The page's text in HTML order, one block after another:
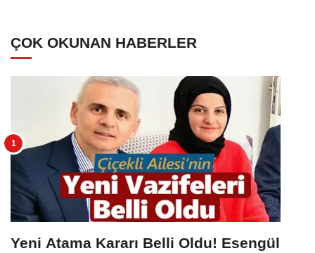
ÇOK OKUNAN HABERLER
Yeni Atama Kararı Belli Oldu! Esengül